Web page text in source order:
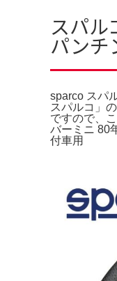
スパ
パンチ
sparco スパ
スパルコ」
ですので、
バーミニ 80
付車用